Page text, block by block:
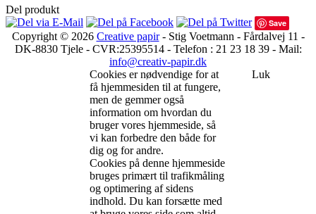
Del produkt
Save
Copyright © 2026 Creative papir- Stig Voetmann - Fårdalvej 11 -
DK-8830 Tjele - CVR:25395514 - Telefon : 21 23 18 39 - Mail:
info@creativ-papir.dk
Cookies er nødvendige for at
få hjemmesiden til at fungere,
men de gemmer også
information om hvordan du
bruger vores hjemmeside, så
vi kan forbedre den både for
dig og for andre.
Cookies på denne hjemmeside
bruges primært til trafikmåling
og optimering af sidens
indhold. Du kan forsætte med
Luk